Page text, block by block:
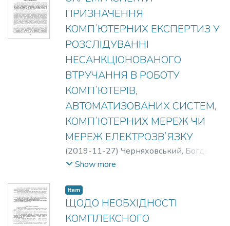
ПРИЗНАЧЕННЯ
КОМПʼЮТЕРНИХ ЕКСПЕРТИЗ У
РОЗСЛІДУВАННІ
НЕСАНКЦІОНОВАНОГО
ВТРУЧАННЯ В РОБОТУ
КОМПʼЮТЕРІВ,
АВТОМАТИЗОВАНИХ СИСТЕМ,
КОМПʼЮТЕРНИХ МЕРЕЖ ЧИ
МЕРЕЖ ЕЛЕКТРОЗВʼЯЗКУ
(2019-11-27) Черняховський, Богдан
Вікторович
Show more
Item
ЩОДО НЕОБХІДНОСТІ
КОМПЛЕКСНОГО